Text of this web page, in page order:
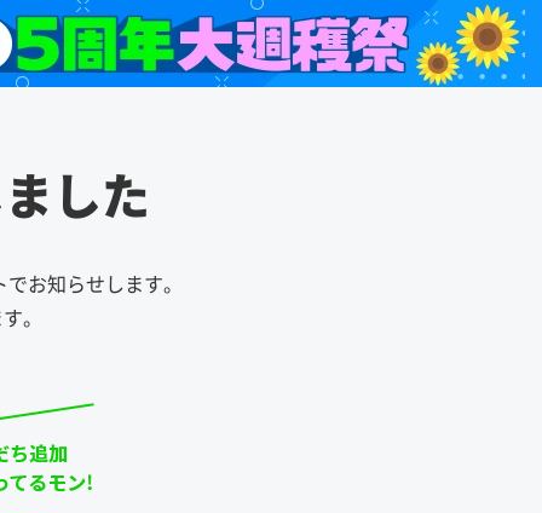
した
お知らせします。
。